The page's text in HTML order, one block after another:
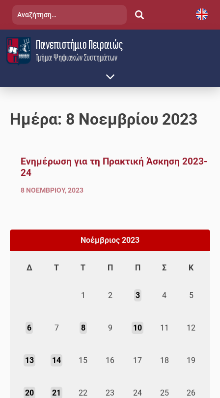
content
Τμήμα Ψηφιακών Συστημάτων
Πανεπιστήμιο Πειραιώς
Αναζήτηση
Ημέρα: 8 Νοεμβρίου 2023
Ενημέρωση για τη Πρακτική Άσκηση 2023-
24
8 ΝΟΕΜΒΡΊΟΥ, 2023
Νοέμβριος 2023
Δ Τ Τ Π Π Σ Κ
1 2 3 4 5
6 7 8 9 10 11 12
13 14 15 16 17 18 19
20 21 22 23 24 25 26